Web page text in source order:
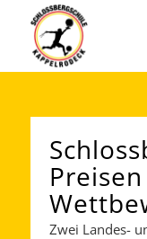
Zwei Landes-